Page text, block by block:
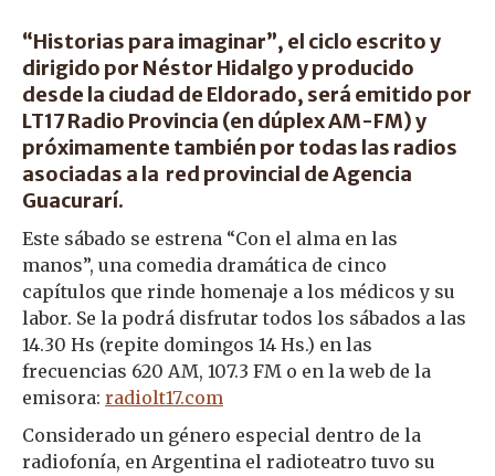
“Historias para imaginar”, el ciclo escrito y
dirigido por Néstor Hidalgo y producido
desde la ciudad de Eldorado, será emitido por
LT17 Radio Provincia (en dúplex AM-FM) y
próximamente también por todas las radios
asociadas a la red provincial de Agencia
Guacurarí.
Este sábado se estrena “Con el alma en las
manos”, una comedia dramática de cinco
capítulos que rinde homenaje a los médicos y su
labor. Se la podrá disfrutar todos los sábados a las
14.30 Hs (repite domingos 14 Hs.) en las
frecuencias 620 AM, 107.3 FM o en la web de la
emisora: radiolt17.com
Considerado un género especial dentro de la
radiofonía, en Argentina el radioteatro tuvo su